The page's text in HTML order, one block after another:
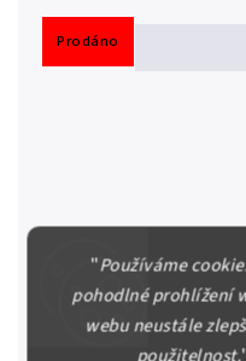
"Používáme
pohodlné prohlížení
webu neustále
Prodáno